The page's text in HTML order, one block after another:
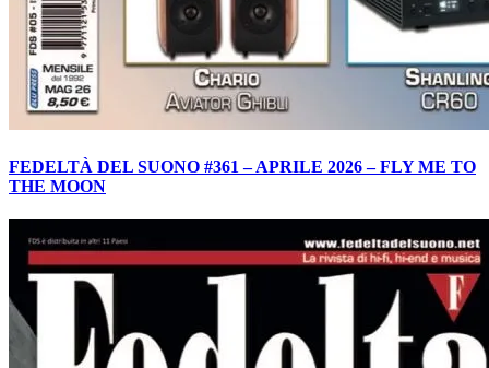
FEDELTÀ DEL SUONO #361 – APRILE 2026 – FLY ME TO
THE MOON